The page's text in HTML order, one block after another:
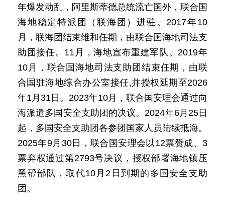
年爆发动乱，阿里斯蒂德总统流亡国外，联合国
海地稳定特派团（联海团）进驻。2017年10
月，联海团结束维和任期，由联合国海地司法支
助团接任。11月，海地宣布重建军队。2019年
10月，联合国海地司法支助团结束任期，由联
合国驻海地综合办公室接任,并授权延期至2026
年1月31日。2023年10月，联合国安理会通过向
海派遣多国安全支助团的决议。2024年6月25日
起，多国安全支助团各参团国家人员陆续抵海。
2025年9月30日，联合国安理会以12票赞成、3
票弃权通过第2793号决议，授权部署海地镇压
黑帮部队，取代10月2日到期的多国安全支助
团。